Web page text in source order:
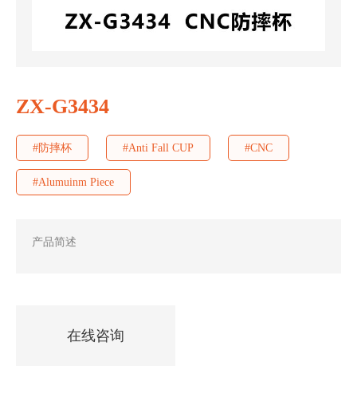
ZX-G3434
#防摔杯 #Anti Fall CUP #CNC
#Alumuinm Piece
产品简述
在线咨询